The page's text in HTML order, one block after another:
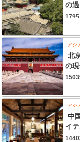
の
アジ
北
の現
アジ
中
イ